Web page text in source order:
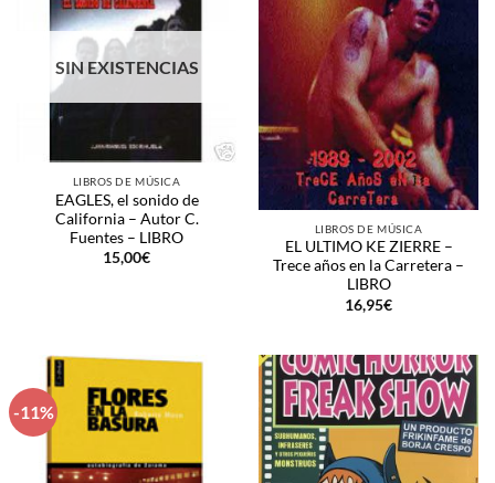
SIN EXISTENCIAS
LIBROS DE MÚSICA
EAGLES, el sonido de
California – Autor C.
Fuentes – LIBRO
15,00€
LIBROS DE MÚSICA
EL ULTIMO KE ZIERRE –
Trece años en la Carretera –
LIBRO
16,95€
-11%